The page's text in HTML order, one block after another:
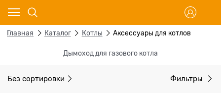
Главная Каталог Котлы Аксессуары для котлов
Дымоход для газового котла
Без сортировки Фильтры